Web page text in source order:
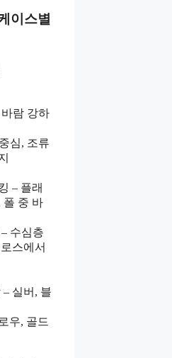
이스별
바람 강하
심, 조류
– 플래
폴 중 바
수심층
스에서
– 실버, 블
우, 골드